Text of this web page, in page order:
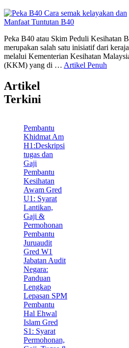
Peka B40 atau Skim Peduli Kesihatan
merupakan salah satu inisiatif dari
melalui Kementerian Kesihatan
(KKM) yang di … Artikel Penuh
Artikel
Terkini
Pembantu
Khidmat Am
H1:Deskripsi
tugas dan
Gaji
Pembantu
Kesihatan
Awam Gred
U1: Syarat
Lantikan,
Gaji &
Permohonan
Pembantu
Juruaudit
Gred W1
Jabatan Audit
Negara:
Panduan
Lengkap
Lepasan SPM
Pembantu
Hal Ehwal
Islam Gred
S1: Syarat
Permohonan,